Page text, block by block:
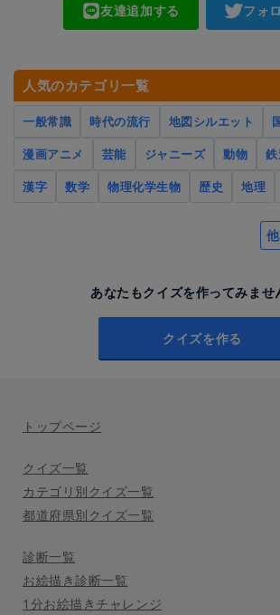
友達追加する フォ
人気のカテゴリ一覧
一般常識 時代の流行 地図シルエット
漫画アニメ
芸能 ジャニーズ 動物
漢字
数学 物理化学生物 歴史 地理
あなたもクイズを作ってみませ
クイズを作る
トップページ
クイズ一覧
カテゴリ別クイズ一覧
都道府県別クイズ一覧
診断一覧
お絵描き診断一覧
1分お絵描きチャレンジ